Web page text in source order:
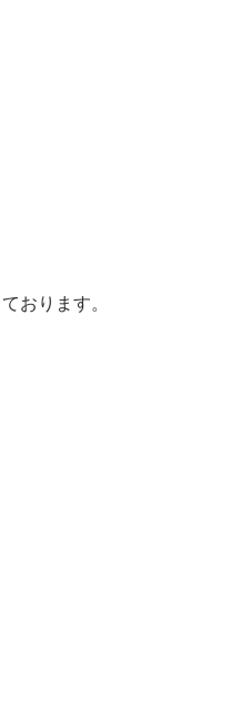
おります。